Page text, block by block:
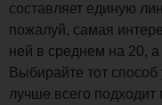
составляет единую
пожалуй, самая
ней в среднем на 20,
Выбирайте тот
лучше всего